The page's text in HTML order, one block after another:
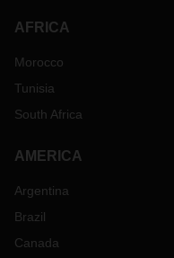
AFRICA
Morocco
Tunisia
South Africa
AMERICA
Argentina
Brazil
Canada